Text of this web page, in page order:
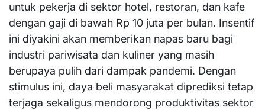
untuk pekerja di sektor hotel, restoran, dan kafe
dengan gaji di bawah Rp 10 juta per bulan. Insentif
ini diyakini akan memberikan napas baru bagi
industri pariwisata dan kuliner yang masih
berupaya pulih dari dampak pandemi. Dengan
stimulus ini, daya beli masyarakat diprediksi tetap
terjaga sekaligus mendorong produktivitas sektor